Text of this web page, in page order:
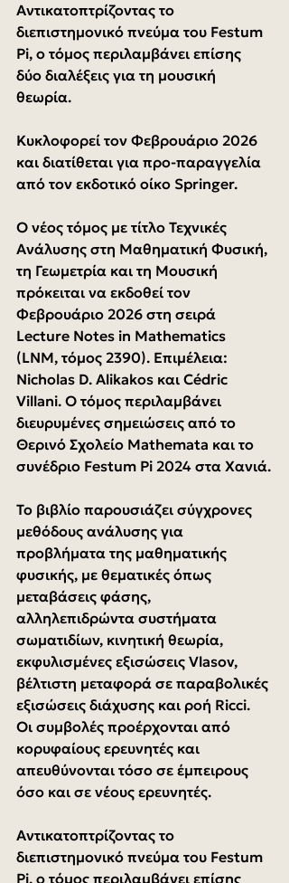
Αντικατοπτρίζοντας το
διεπιστημονικό πνεύμα του Festum
Pi, ο τόμος περιλαμβάνει επίσης
δύο διαλέξεις για τη μουσική
θεωρία.
Κυκλοφορεί τον Φεβρουάριο 2026
και διατίθεται για προ-παραγγελία
από τον εκδοτικό οίκο Springer.
Ο νέος τόμος με τίτλο Τεχνικές
Ανάλυσης στη Μαθηματική Φυσική,
τη Γεωμετρία και τη Μουσική
πρόκειται να εκδοθεί τον
Φεβρουάριο 2026 στη σειρά
Lecture Notes in Mathematics
(LNM, τόμος 2390). Επιμέλεια:
Nicholas D. Alikakos και Cédric
Villani. Ο τόμος περιλαμβάνει
διευρυμένες σημειώσεις από το
Θερινό Σχολείο Mathemata και το
συνέδριο Festum Pi 2024 στα Χανιά.
Το βιβλίο παρουσιάζει σύγχρονες
μεθόδους ανάλυσης για
προβλήματα της μαθηματικής
φυσικής, με θεματικές όπως
μεταβάσεις φάσης,
αλληλεπιδρώντα συστήματα
σωματιδίων, κινητική θεωρία,
εκφυλισμένες εξισώσεις Vlasov,
βέλτιστη μεταφορά σε παραβολικές
εξισώσεις διάχυσης και ροή Ricci.
Οι συμβολές προέρχονται από
κορυφαίους ερευνητές και
απευθύνονται τόσο σε έμπειρους
όσο και σε νέους ερευνητές.
Αντικατοπτρίζοντας το
διεπιστημονικό πνεύμα του Festum
Pi, ο τόμος περιλαμβάνει επίσης